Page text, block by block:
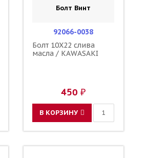
Болт Винт
92066-0038
Болт 10X22 слива
масла / KAWASAKI
450 ₽
В КОРЗИНУ